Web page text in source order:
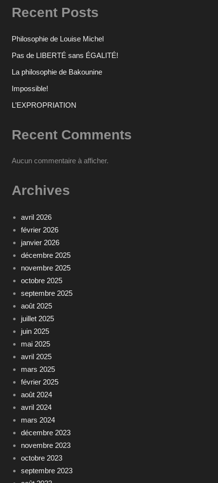
Recent Posts
Philosophie de Louise Michel
Pas de LIBERTÉ sans ÉGALITÉ!
La philosophie de Bakounine
Impossible!
L’EXPROPRIATION
Recent Comments
Aucun commentaire à afficher.
Archives
avril 2026
février 2026
janvier 2026
décembre 2025
novembre 2025
octobre 2025
septembre 2025
août 2025
juillet 2025
juin 2025
mai 2025
avril 2025
mars 2025
février 2025
août 2024
avril 2024
mars 2024
décembre 2023
novembre 2023
octobre 2023
septembre 2023